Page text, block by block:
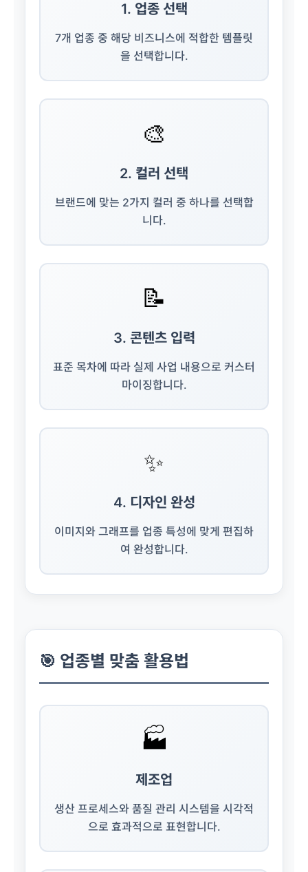
1. 업종 선택
7개 업종 중 해당 비즈니스에 적합한 템플릿
을 선택합니다.
🎨
2. 컬러 선택
브랜드에 맞는 2가지 컬러 중 하나를 선택합
니다.
📝
3. 콘텐츠 입력
표준 목차에 따라 실제 사업 내용으로 커스터
마이징합니다.
✨
4. 디자인 완성
이미지와 그래프를 업종 특성에 맞게 편집하
여 완성합니다.
🎯 업종별 맞춤 활용법
🏭
제조업
생산 프로세스와 품질 관리 시스템을 시각적
으로 효과적으로 표현합니다.